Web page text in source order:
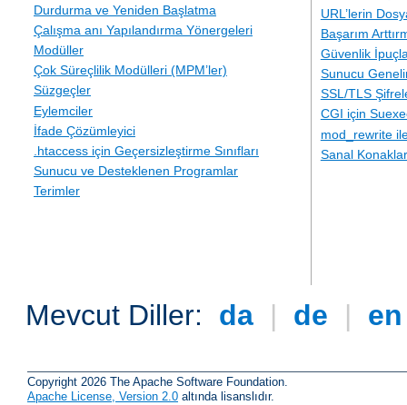
Durdurma ve Yeniden Başlatma
Çalışma anı Yapılandırma Yönergeleri
Modüller
Çok Süreçlilik Modülleri (MPM’ler)
Süzgeçler
Eylemciler
İfade Çözümleyici
.htaccess için Geçersizleştirme Sınıfları
Sunucu ve Desteklenen Programlar
Terimler
URL’lerin
Başarım
Güvenlik
Sunucu
SSL/TLS
CGI için
mod_rewrite
Sanal Konaklar
Mevcut Diller: da | de |
Copyright 2026 The Apache Software Foundation.
Apache License, Version 2.0 altında lisanslıdır.